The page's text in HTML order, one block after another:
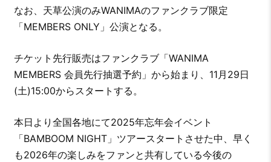
なお、天草公演のみWANIMAのファンクラブ限定
「MEMBERS ONLY」公演となる。
チケット先行販売はファンクラブ「WANIMA
MEMBERS 会員先行抽選予約」から始まり、11月29日
(土)15:00からスタートする。
本日より全国各地にて2025年忘年会イベント
「BAMBOOM NIGHT」ツアースタートさせた中、早く
も2026年の楽しみをファンと共有している今後の